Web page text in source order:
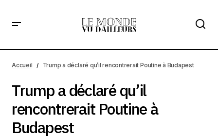
Accueil Trump a déclaré qu’il rencontrerait Poutine à Budapest
Trump a déclaré qu’il
rencontrerait Poutine à
Budapest